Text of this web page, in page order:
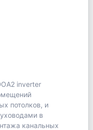
inverter
потолков, и
в
канальных